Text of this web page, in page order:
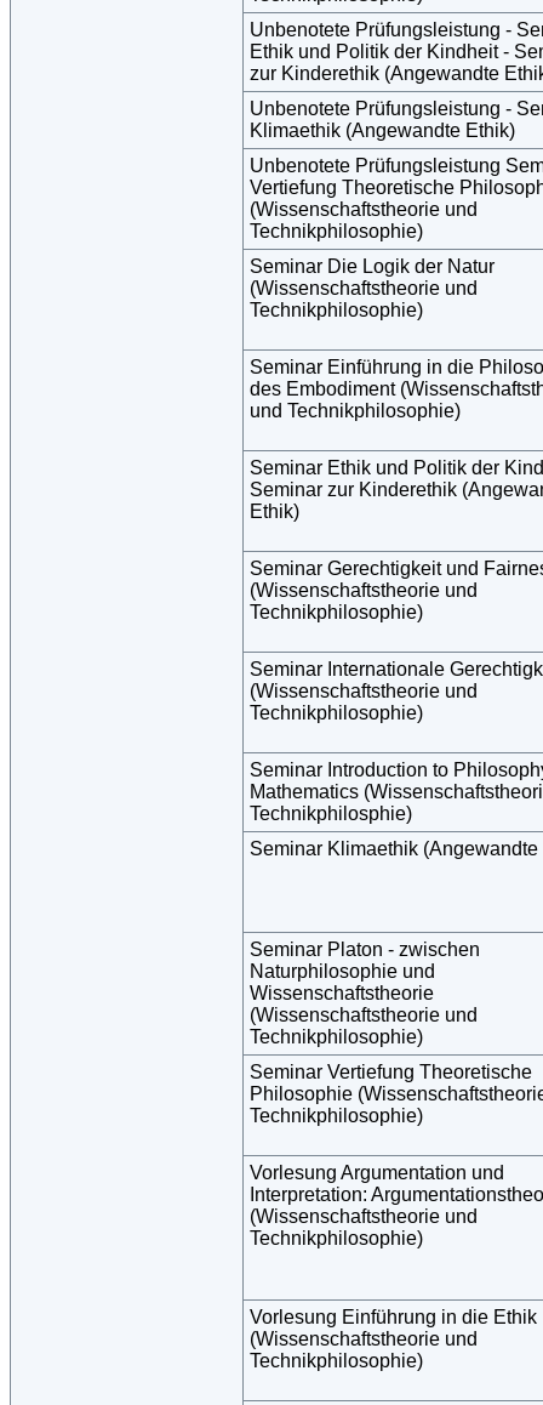
Unbenotete Prüfungsleistung -
Ethik und Politik der Kindheit -
zur Kinderethik (Angewandte
Unbenotete Prüfungsleistung -
Klimaethik (Angewandte Ethik)
Unbenotete Prüfungsleistung
Vertiefung Theoretische
(Wissenschaftstheorie und
Technikphilosophie)
Seminar Die Logik der Natur
(Wissenschaftstheorie und
Technikphilosophie)
Seminar Einführung in die
des Embodiment
und Technikphilosophie)
Seminar Ethik und Politik der
Seminar zur Kinderethik
Ethik)
Seminar Gerechtigkeit und
(Wissenschaftstheorie und
Technikphilosophie)
Seminar Internationale
(Wissenschaftstheorie und
Technikphilosophie)
Seminar Introduction to
Mathematics
Technikphilosphie)
Seminar Klimaethik (Angewandte
Seminar Platon - zwischen
Naturphilosophie und
Wissenschaftstheorie
(Wissenschaftstheorie und
Technikphilosophie)
Seminar Vertiefung Theoretische
Philosophie
Technikphilosophie)
Vorlesung Argumentation und
Interpretation:
(Wissenschaftstheorie und
Technikphilosophie)
Vorlesung Einführung in die Ethik
(Wissenschaftstheorie und
Technikphilosophie)